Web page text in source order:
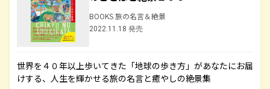
BOOKS 旅の名言＆絶景
2022.11.18 発売
世界を４０年以上歩いてきた「地球の歩き方」があなたにお届
けする、人生を輝かせる旅の名言と癒やしの絶景集